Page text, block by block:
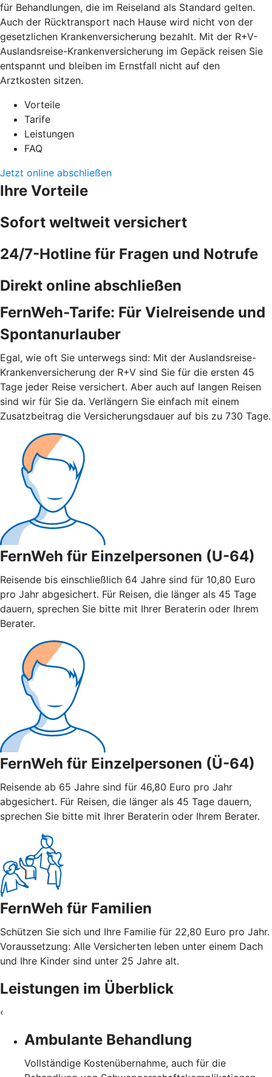
für Behandlungen, die im Reiseland als Standard gelten.
Auch der Rücktransport nach Hause wird nicht von der
gesetzlichen Krankenversicherung bezahlt. Mit der R+V-
Auslandsreise-Krankenversicherung im Gepäck reisen Sie
entspannt und bleiben im Ernstfall nicht auf den
Arztkosten sitzen.
Vorteile
Tarife
Leistungen
FAQ
Jetzt online abschließen
Ihre Vorteile
Sofort weltweit versichert
24/7-Hotline für Fragen und Notrufe
Direkt online abschließen
FernWeh-Tarife: Für Vielreisende und
Spontanurlauber
Egal, wie oft Sie unterwegs sind: Mit der Auslandsreise-
Krankenversicherung der R+V sind Sie für die ersten 45
Tage jeder Reise versichert. Aber auch auf langen Reisen
sind wir für Sie da. Verlängern Sie einfach mit einem
Zusatzbeitrag die Versicherungsdauer auf bis zu 730 Tage.
FernWeh für Einzelpersonen (U-64)
Reisende bis einschließlich 64 Jahre sind für 10,80 Euro
pro Jahr abgesichert. Für Reisen, die länger als 45 Tage
dauern, sprechen Sie bitte mit Ihrer Beraterin oder Ihrem
Berater.
FernWeh für Einzelpersonen (Ü-64)
Reisende ab 65 Jahre sind für 46,80 Euro pro Jahr
abgesichert. Für Reisen, die länger als 45 Tage dauern,
sprechen Sie bitte mit Ihrer Beraterin oder Ihrem Berater.
FernWeh für Familien
Schützen Sie sich und Ihre Familie für 22,80 Euro pro Jahr.
Voraussetzung: Alle Versicherten leben unter einem Dach
und Ihre Kinder sind unter 25 Jahre alt.
Leistungen im Überblick
‹
Ambulante Behandlung
Vollständige Kostenübernahme, auch für die